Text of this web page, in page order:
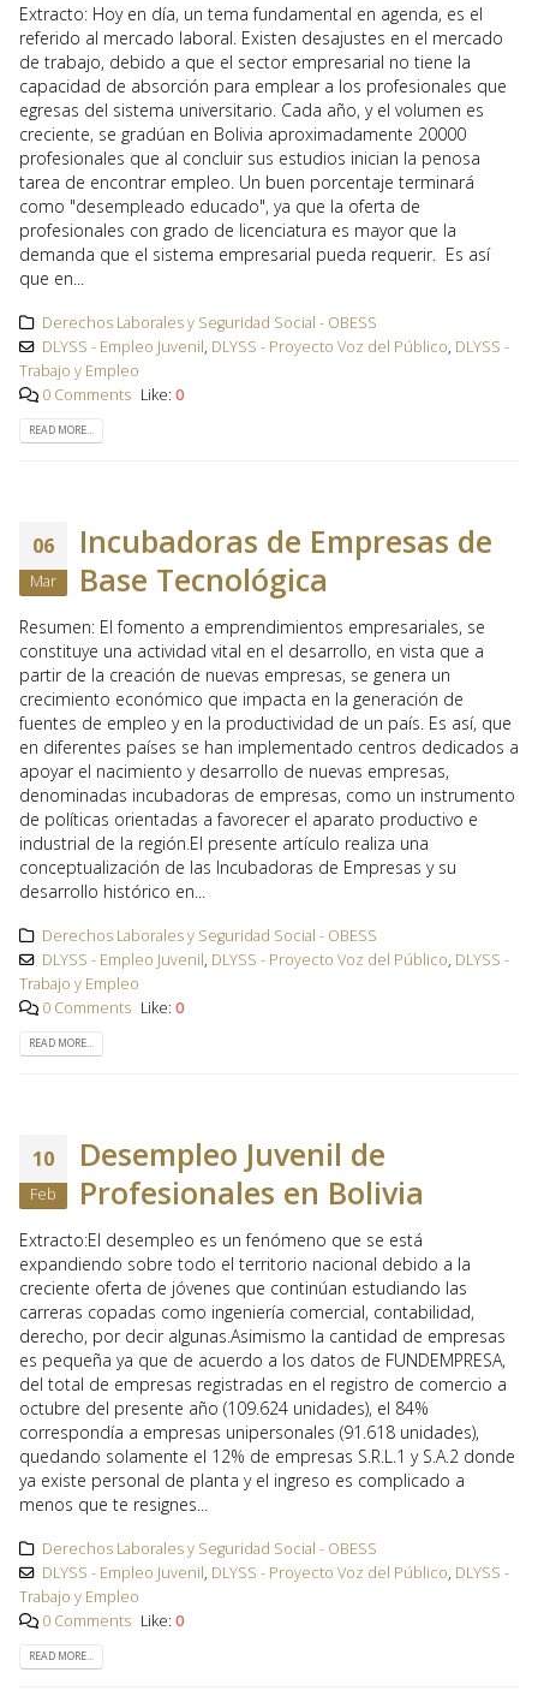
Extracto: Hoy en día, un tema fundamental en agenda, es el
referido al mercado laboral. Existen desajustes en el mercado
de trabajo, debido a que el sector empresarial no tiene la
capacidad de absorción para emplear a los profesionales que
egresas del sistema universitario. Cada año, y el volumen es
creciente, se gradúan en Bolivia aproximadamente 20000
profesionales que al concluir sus estudios inician la penosa
tarea de encontrar empleo. Un buen porcentaje terminará
como "desempleado educado", ya que la oferta de
profesionales con grado de licenciatura es mayor que la
demanda que el sistema empresarial pueda requerir. Es así
que en...
Derechos Laborales y Seguridad Social - OBESS
DLYSS - Empleo Juvenil, DLYSS - Proyecto Voz del Público, DLYSS -
Trabajo y Empleo
0 Comments Like: 0
READ MORE...
06
Mar
Incubadoras de Empresas de
Base Tecnológica
Resumen: El fomento a emprendimientos empresariales, se
constituye una actividad vital en el desarrollo, en vista que a
partir de la creación de nuevas empresas, se genera un
crecimiento económico que impacta en la generación de
fuentes de empleo y en la productividad de un país. Es así, que
en diferentes países se han implementado centros dedicados a
apoyar el nacimiento y desarrollo de nuevas empresas,
denominadas incubadoras de empresas, como un instrumento
de políticas orientadas a favorecer el aparato productivo e
industrial de la región.El presente artículo realiza una
conceptualización de las Incubadoras de Empresas y su
desarrollo histórico en...
Derechos Laborales y Seguridad Social - OBESS
DLYSS - Empleo Juvenil, DLYSS - Proyecto Voz del Público, DLYSS -
Trabajo y Empleo
0 Comments Like: 0
READ MORE...
10
Feb
Desempleo Juvenil de
Profesionales en Bolivia
Extracto:El desempleo es un fenómeno que se está
expandiendo sobre todo el territorio nacional debido a la
creciente oferta de jóvenes que continúan estudiando las
carreras copadas como ingeniería comercial, contabilidad,
derecho, por decir algunas.Asimismo la cantidad de empresas
es pequeña ya que de acuerdo a los datos de FUNDEMPRESA,
del total de empresas registradas en el registro de comercio a
octubre del presente año (109.624 unidades), el 84%
correspondía a empresas unipersonales (91.618 unidades),
quedando solamente el 12% de empresas S.R.L.1 y S.A.2 donde
ya existe personal de planta y el ingreso es complicado a
menos que te resignes...
Derechos Laborales y Seguridad Social - OBESS
DLYSS - Empleo Juvenil, DLYSS - Proyecto Voz del Público, DLYSS -
Trabajo y Empleo
0 Comments Like: 0
READ MORE...